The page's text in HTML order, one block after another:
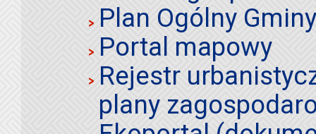
Plan Ogólny
Portal mapowy
Rejestr
plany